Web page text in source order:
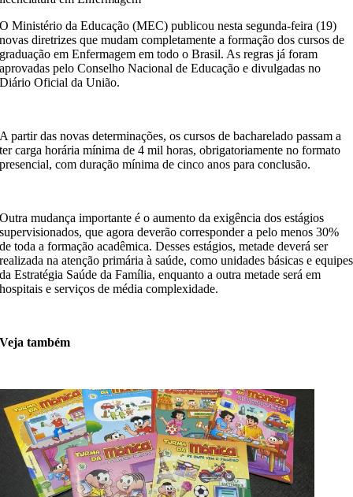
O Ministério da Educação (MEC) publicou nesta segunda-feira (19)
novas diretrizes que mudam completamente a formação dos cursos de
graduação em Enfermagem em todo o Brasil. As regras já foram
aprovadas pelo Conselho Nacional de Educação e divulgadas no
Diário Oficial da União.
A partir das novas determinações, os cursos de bacharelado passam a
ter carga horária mínima de 4 mil horas, obrigatoriamente no formato
presencial, com duração mínima de cinco anos para conclusão.
Outra mudança importante é o aumento da exigência dos estágios
supervisionados, que agora deverão corresponder a pelo menos 30%
de toda a formação acadêmica. Desses estágios, metade deverá ser
realizada na atenção primária à saúde, como unidades básicas e equipes
da Estratégia Saúde da Família, enquanto a outra metade será em
hospitais e serviços de média complexidade.
Veja também